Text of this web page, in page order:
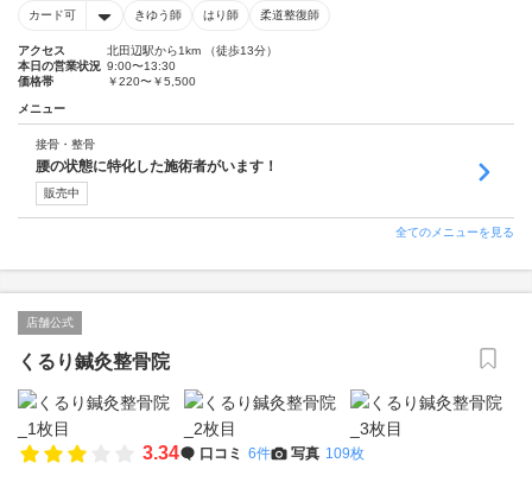
カード可 きゆう師 はり師 柔道整復師
アクセス
北田辺駅から1km （徒歩13分）
本日の営業状況 9:00〜13:30
価格帯
￥220〜￥5,500
メニュー
接骨・整骨
腰の状態に特化した施術者がいます！
販売中
全てのメニューを見る
店舗公式
くるり鍼灸整骨院
3.34 口コミ 6件 写真 109枚